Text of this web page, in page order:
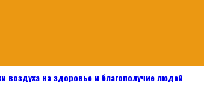
воздуха на здоровье и благополучие людей